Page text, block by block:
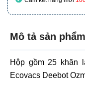
Mô tả sản phẩm
Hộp gồm 25 khăn
Ecovacs Deebot